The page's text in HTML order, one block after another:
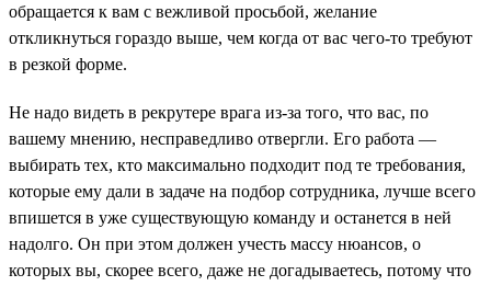
обращается к вам с вежливой просьбой, желание
откликнуться гораздо выше, чем когда от вас чего-то требуют
в резкой форме.
Не надо видеть в рекрутере врага из-за того, что вас, по
вашему мнению, несправедливо отвергли. Его работа —
выбирать тех, кто максимально подходит под те требования,
которые ему дали в задаче на подбор сотрудника, лучше всего
впишется в уже существующую команду и останется в ней
надолго. Он при этом должен учесть массу нюансов, о
которых вы, скорее всего, даже не догадываетесь, потому что